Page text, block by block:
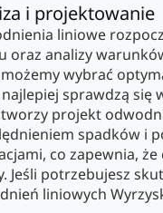
i projektowanie
liniowe
oraz analizy
wybrać
sprawdzą się
tworzy projekt
spadków i
co zapewnia, że
Jeśli potrzebujesz
liniowych